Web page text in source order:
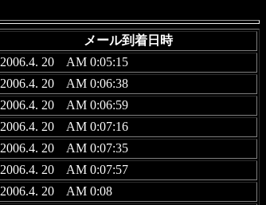
メール到着日時
2006.4. 20 AM 0:05:15
2006.4. 20 AM 0:06:38
2006.4. 20 AM 0:06:59
2006.4. 20 AM 0:07:16
2006.4. 20 AM 0:07:35
2006.4. 20 AM 0:07:57
2006.4. 20 AM 0:08